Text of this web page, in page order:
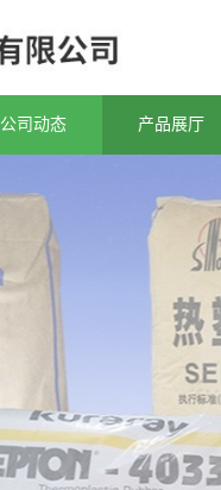
公司动态 产品展厅